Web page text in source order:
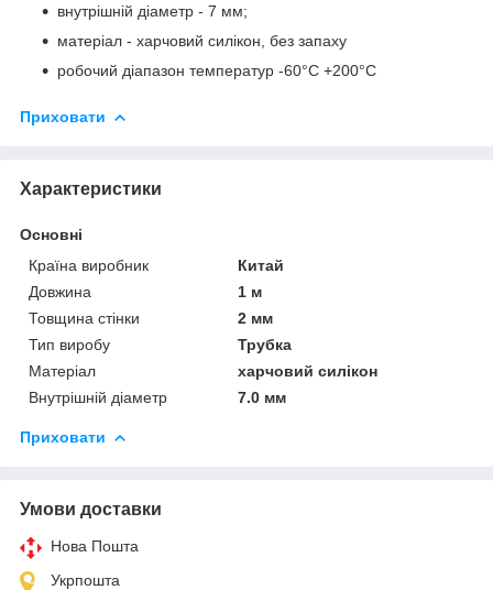
внутрішній діаметр - 7 мм;
матеріал - харчовий силікон, без запаху
робочий діапазон температур -60°С +200°С
Приховати
Характеристики
Основні
Країна виробник
Китай
Довжина
1 м
Товщина стінки
2 мм
Тип виробу
Трубка
Матеріал
харчовий силікон
Внутрішній діаметр
7.0 мм
Приховати
Умови доставки
Нова Пошта
Укрпошта